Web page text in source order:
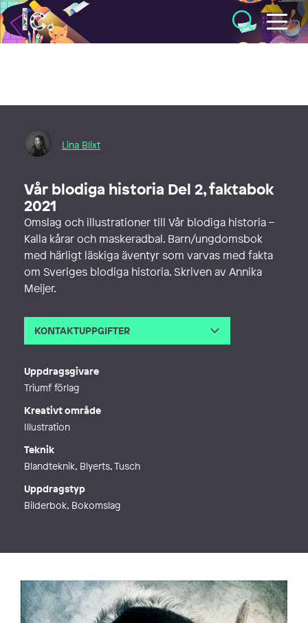
Illustratörcentrum
Lina Blixt
Vår blodiga historia Del 2, faktabok
2021
Omslag och illustrationer till Vår blodiga historia –
Kalla kårar och maskeradbal. Barn/ungdomsbok
med härligt läskiga äventyr som varvas med fakta
om Sveriges blodiga historia. Skriven av Annika
Meijer.
KONTAKTUPPGIFTER
io
Uppdragsgivare
Triumf förlag
Kreativt område
Illustration
Teknik
Blandteknik, Blyerts, Tusch
Uppdragstyp
Bilderbok, Bokomslag